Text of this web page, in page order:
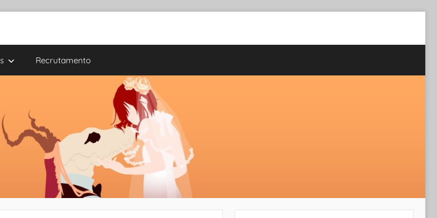
Recrutamento